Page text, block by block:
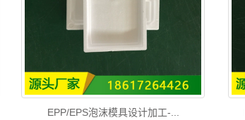
EPP/EPS泡沫模具设计加工-...